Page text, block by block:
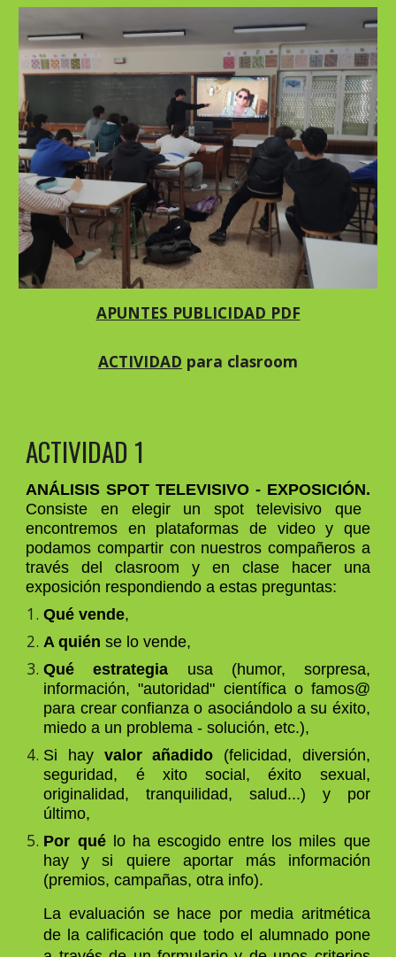
APUNTES PUBLICIDAD PDF
ACTIVIDAD para clasroom
ACTIVIDAD 1
ANÁLISIS SPOT TELEVISIVO - EXPOSICIÓN.
Consiste en elegir un spot televisivo que
encontremos en plataformas de video y que
podamos compartir con nuestros compañeros a
través del clasroom y en clase hacer una
exposición respondiendo a estas preguntas:
Qué vende,
A quién se lo vende,
Qué estrategia usa (humor, sorpresa,
información, "autoridad" científica o famos@
para crear confianza o asociándolo a su éxito,
miedo a un problema - solución, etc.),
Si hay valor añadido (felicidad, diversión,
seguridad, é xito social, éxito sexual,
originalidad, tranquilidad, salud...) y por
último,
Por quélo ha escogido entre los miles que
hay y si quiere aportar más información
(premios, campañas, otra info).
La evaluación se hace por media aritmética
de la calificación que todo el alumnado pone